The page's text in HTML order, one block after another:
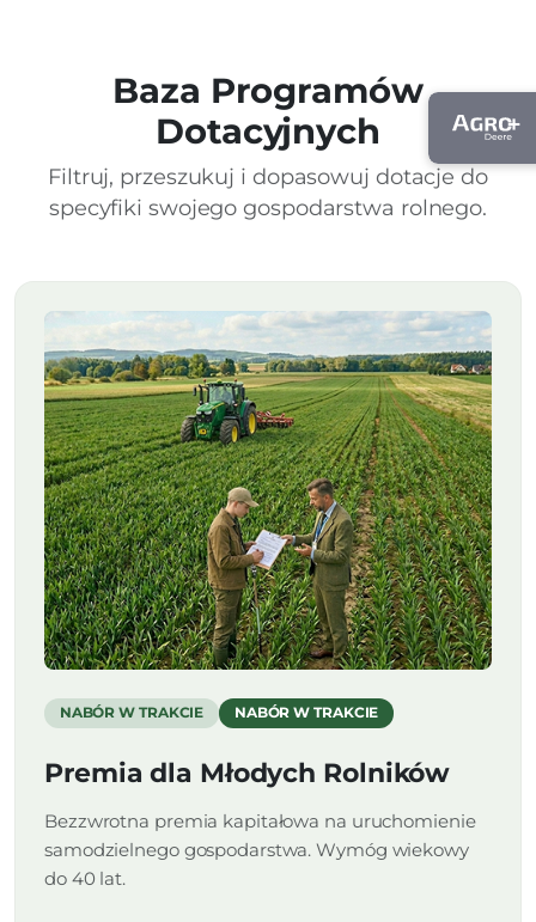
Baza Programów
Dotacyjnych
Filtruj, przeszukuj i dopasowuj dotacje do
specyfiki swojego gospodarstwa rolnego.
NABÓR W TRAKCIE NABÓR W TRAKCIE
Premia dla Młodych Rolników
Bezzwrotna premia kapitałowa na uruchomienie
samodzielnego gospodarstwa. Wymóg wiekowy
do 40 lat.